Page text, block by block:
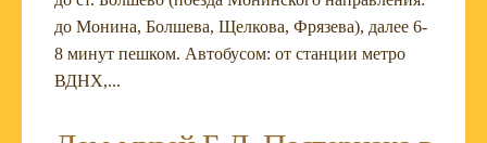
до Монина, Болшева, Щелкова, Фрязева), далее 6-
8 минут пешком. Автобусом: от станции метро
ВДНХ,...